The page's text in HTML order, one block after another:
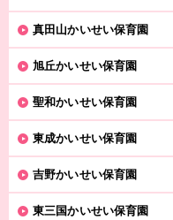
真田山かいせい保育園
旭丘かいせい保育園
聖和かいせい保育園
東成かいせい保育園
吉野かいせい保育園
東三国かいせい保育園